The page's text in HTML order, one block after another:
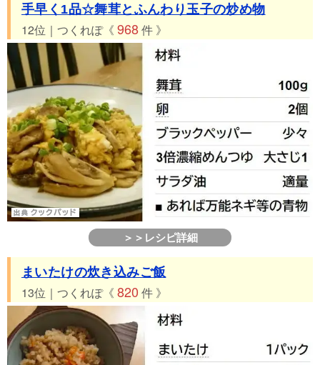
手早く1品☆舞茸とふんわり玉子の炒め物
12位｜つくれぽ《 968件 》
＞＞レシピ詳細
まいたけの炊き込みご飯
13位｜つくれぽ《 820 件 》